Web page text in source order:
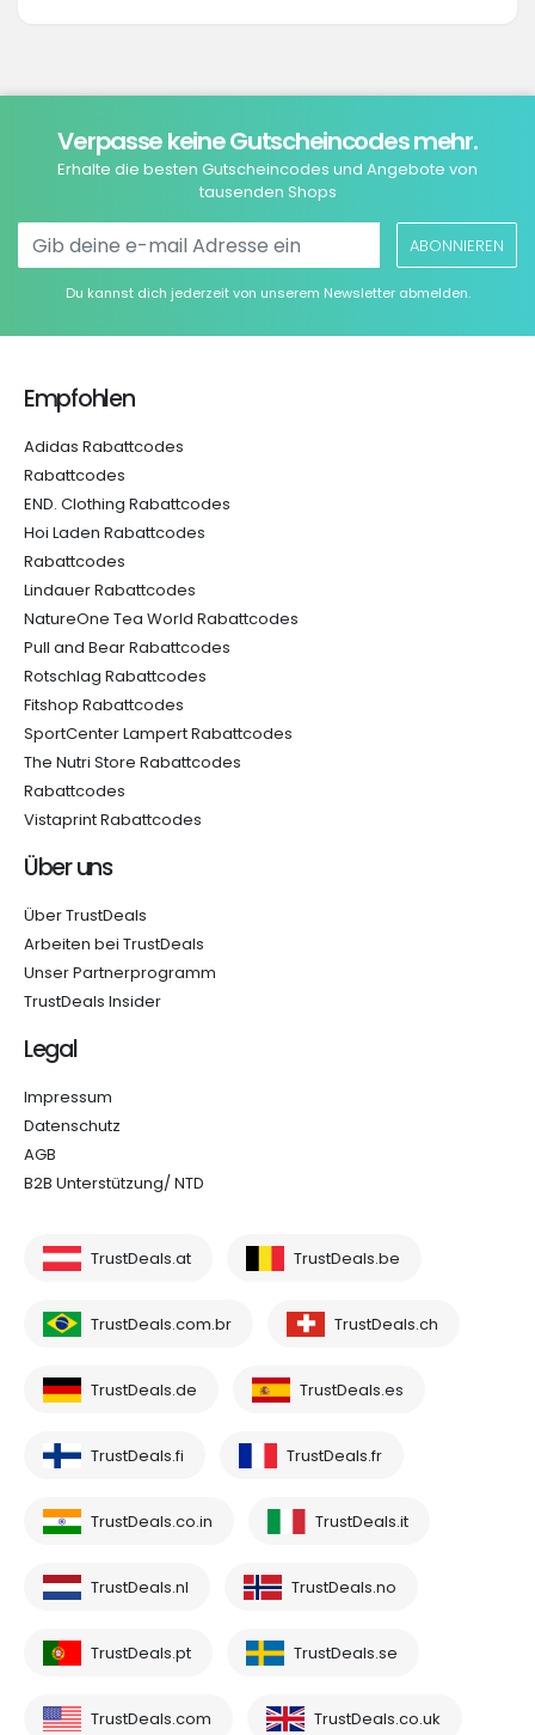
Verpasse keine Gutscheincodes mehr.
Erhalte die besten Gutscheincodes und Angebote von
tausenden Shops
ABONNIEREN
Du kannst dich jederzeit von unserem Newsletter abmelden.
Empfohlen
Adidas Rabattcodes
Rabattcodes
END. Clothing Rabattcodes
Hoi Laden Rabattcodes
Rabattcodes
Lindauer Rabattcodes
NatureOne Tea World Rabattcodes
Pull and Bear Rabattcodes
Rotschlag Rabattcodes
Fitshop Rabattcodes
SportCenter Lampert Rabattcodes
The Nutri Store Rabattcodes
Rabattcodes
Vistaprint Rabattcodes
Über uns
Über TrustDeals
Arbeiten bei TrustDeals
Unser Partnerprogramm
TrustDeals Insider
Legal
Impressum
Datenschutz
AGB
B2B Unterstützung/ NTD
TrustDeals.at TrustDeals.be
TrustDeals.com.br TrustDeals.ch
TrustDeals.de TrustDeals.es
TrustDeals.fi TrustDeals.fr
TrustDeals.co.in TrustDeals.it
TrustDeals.nl TrustDeals.no
TrustDeals.pt TrustDeals.se
TrustDeals.com TrustDeals.co.uk